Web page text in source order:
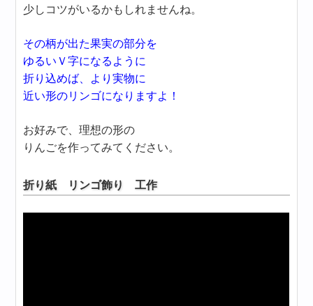
少しコツがいるかもしれませんね。
その柄が出た果実の部分を
ゆるいＶ字になるように
折り込めば、より実物に
近い形のリンゴになりますよ！
お好みで、理想の形の
りんごを作ってみてください。
折り紙 リンゴ飾り 工作